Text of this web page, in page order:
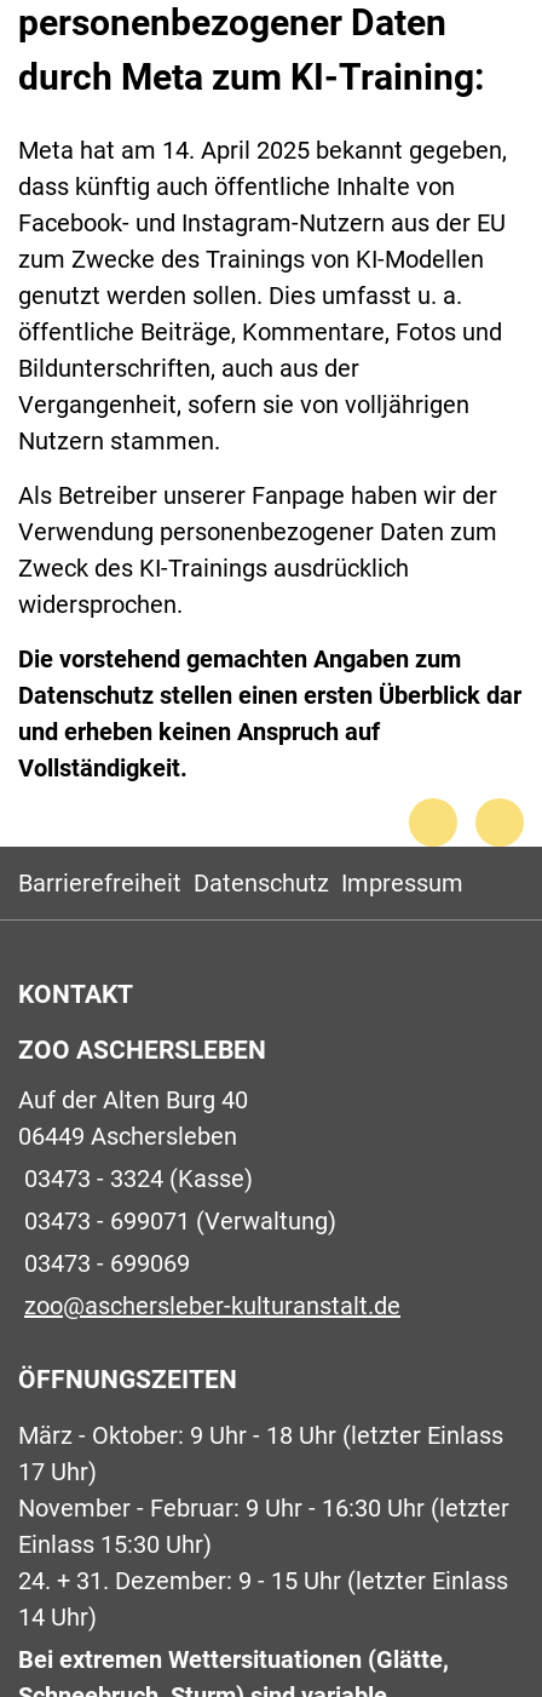
personenbezogener Daten
durch Meta zum KI-Training:
Meta hat am 14. April 2025 bekannt gegeben,
dass künftig auch öffentliche Inhalte von
Facebook- und Instagram-Nutzern aus der EU
zum Zwecke des Trainings von KI-Modellen
genutzt werden sollen. Dies umfasst u. a.
öffentliche Beiträge, Kommentare, Fotos und
Bildunterschriften, auch aus der
Vergangenheit, sofern sie von volljährigen
Nutzern stammen.
Als Betreiber unserer Fanpage haben wir der
Verwendung personenbezogener Daten zum
Zweck des KI-Trainings ausdrücklich
widersprochen.
Die vorstehend gemachten Angaben zum
Datenschutz stellen einen ersten Überblick dar
und erheben keinen Anspruch auf
Vollständigkeit.
Barrierefreiheit Datenschutz Impressum
KONTAKT
ZOO ASCHERSLEBEN
Auf der Alten Burg 40
06449 Aschersleben
03473 - 3324 (Kasse)
03473 - 699071 (Verwaltung)
03473 - 699069
zoo@aschersleber-kulturanstalt.de
ÖFFNUNGSZEITEN
März - Oktober: 9 Uhr - 18 Uhr (letzter Einlass
17 Uhr)
November - Februar: 9 Uhr - 16:30 Uhr (letzter
Einlass 15:30 Uhr)
24. + 31. Dezember: 9 - 15 Uhr (letzter Einlass
14 Uhr)
Bei extremen Wettersituationen (Glätte,